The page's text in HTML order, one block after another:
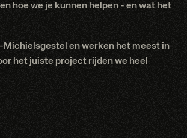
hoe we je kunnen helpen - en wat het
Michielsgestel en werken het meest in
het juiste project rijden we heel